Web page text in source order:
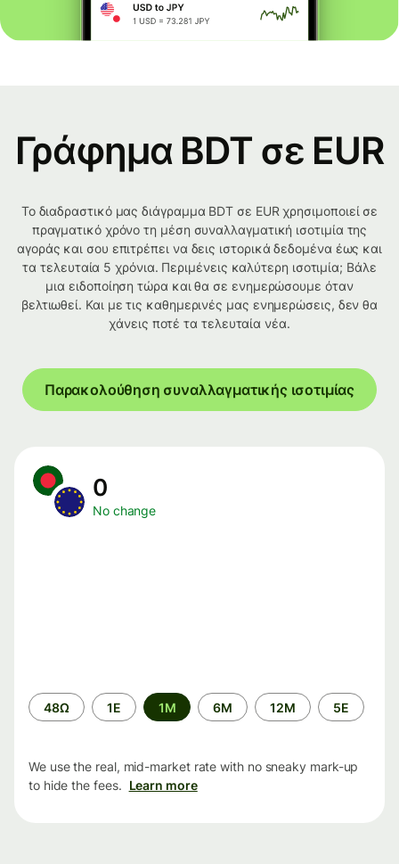
Γράφημα BDT σε EUR
Το διαδραστικό μας διάγραμμα BDT σε EUR χρησιμοποιεί σε
πραγματικό χρόνο τη μέση συναλλαγματική ισοτιμία της
αγοράς και σου επιτρέπει να δεις ιστορικά δεδομένα έως και
τα τελευταία 5 χρόνια. Περιμένεις καλύτερη ισοτιμία; Βάλε
μια ειδοποίηση τώρα και θα σε ενημερώσουμε όταν
βελτιωθεί. Και με τις καθημερινές μας ενημερώσεις, δεν θα
χάνεις ποτέ τα τελευταία νέα.
Παρακολούθηση συναλλαγματικής ισοτιμίας
0
No change
Time
period
48Ω 1Ε 1M 6M 12M 5Ε
We use the real, mid-market rate with no sneaky mark-up
to hide the fees. Learn more